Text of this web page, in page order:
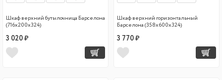
Шкаф верхний бутылочница Барселона
(716х200х324)
3 020 ₽
Шкаф верхний горизонтальный
Барселона (358х600х324)
3 770 ₽